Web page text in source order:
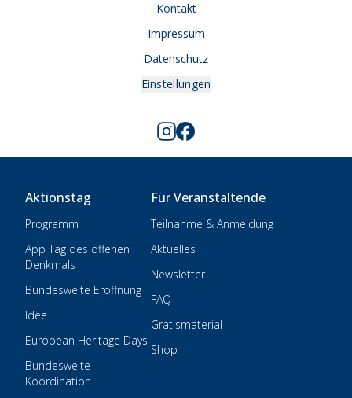
Kontakt
Impressum
Datenschutz
Einstellungen
Aktionstag
Programm
App Tag des offenen
Denkmals
Bundesweite Eröffnung
Idee
European Heritage Days
Bundesweite
Koordination
Für Veranstaltende
Teilnahme & Anmeldung
Aktuelles
Newsletter
FAQ
Gratismaterial
Shop